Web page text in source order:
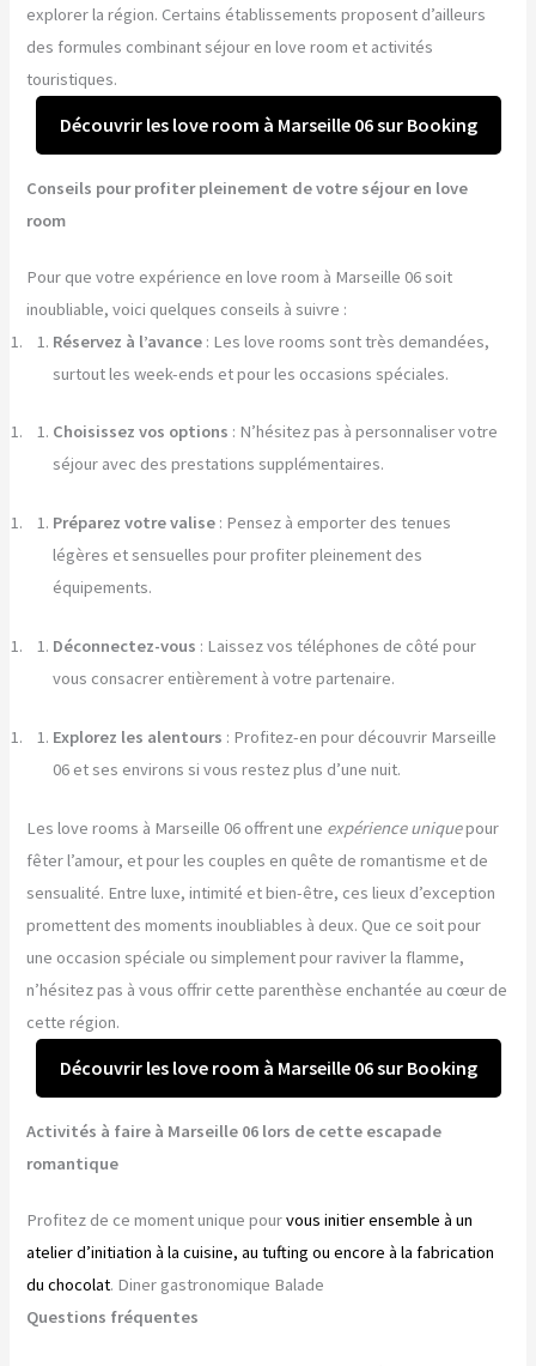
explorer la région. Certains établissements proposent d’ailleurs
des formules combinant séjour en love room et activités
touristiques.
Découvrir les love room à Marseille 06 sur Booking
Conseils pour profiter pleinement de votre séjour en love
room
Pour que votre expérience en love room à Marseille 06 soit
inoubliable, voici quelques conseils à suivre :
Réservez à l’avance : Les love rooms sont très demandées,
surtout les week-ends et pour les occasions spéciales.
Choisissez vos options : N’hésitez pas à personnaliser votre
séjour avec des prestations supplémentaires.
Préparez votre valise : Pensez à emporter des tenues
légères et sensuelles pour profiter pleinement des
équipements.
Déconnectez-vous : Laissez vos téléphones de côté pour
vous consacrer entièrement à votre partenaire.
Explorez les alentours : Profitez-en pour découvrir Marseille
06 et ses environs si vous restez plus d’une nuit.
Les love rooms à Marseille 06 offrent une expérience uniquepour
fêter l’amour, et pour les couples en quête de romantisme et de
sensualité. Entre luxe, intimité et bien-être, ces lieux d’exception
promettent des moments inoubliables à deux. Que ce soit pour
une occasion spéciale ou simplement pour raviver la flamme,
n’hésitez pas à vous offrir cette parenthèse enchantée au cœur de
cette région.
Découvrir les love room à Marseille 06 sur Booking
Activités à faire à Marseille 06 lors de cette escapade
romantique
Profitez de ce moment unique pourvous initier ensemble à un
atelier d’initiation à la cuisine, au tufting ou encore à la fabrication
du chocolat. Diner gastronomique Balade
Questions fréquentes